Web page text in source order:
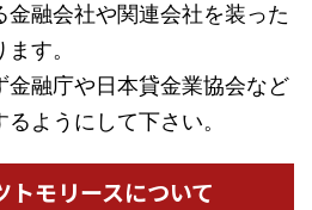
融会社や関連会社を装った
す。
金融庁や日本貸金業協会など
ようにして下さい。
トモリースについて